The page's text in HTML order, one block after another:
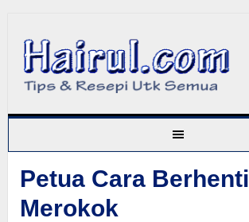
Petua Cara Berhenti
Merokok